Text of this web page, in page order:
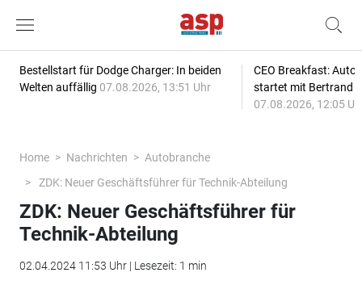
Bestellstart für Dodge Charger: In beiden
Welten auffällig 07.08.2026, 13:51 Uhr
CEO Breakfast:
startet mit Bertrand
07.08.2026, 12:05
Home Nachrichten
Autobranche
ZDK: Neuer Geschäftsführer für Technik-Abteilung
ZDK: Neuer Geschäftsführer für
Technik-Abteilung
02.04.2024 11:53 Uhr | Lesezeit: 1 min